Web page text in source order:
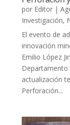
por Editor|
Investigación,
El evento de
innovación
Emilio López
Departamento
actualización
Perforación...